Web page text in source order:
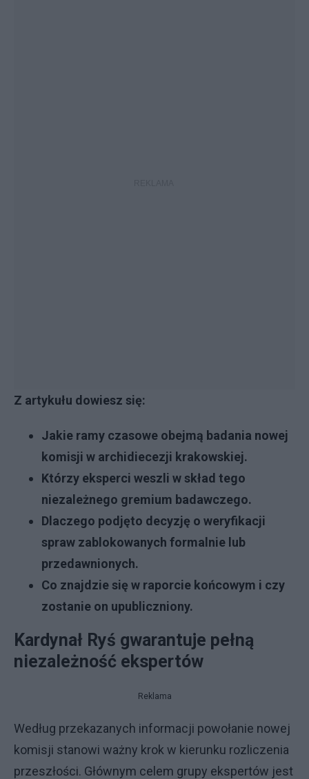
Z artykułu dowiesz się:
Jakie ramy czasowe obejmą badania nowej
komisji w archidiecezji krakowskiej.
Którzy eksperci weszli w skład tego
niezależnego gremium badawczego.
Dlaczego podjęto decyzję o weryfikacji
spraw zablokowanych formalnie lub
przedawnionych.
Co znajdzie się w raporcie końcowym i czy
zostanie on upubliczniony.
Kardynał Ryś gwarantuje pełną
niezależność ekspertów
Reklama
Według przekazanych informacji powołanie nowej
komisji stanowi ważny krok w kierunku rozliczenia
przeszłości. Głównym celem grupy ekspertów jest